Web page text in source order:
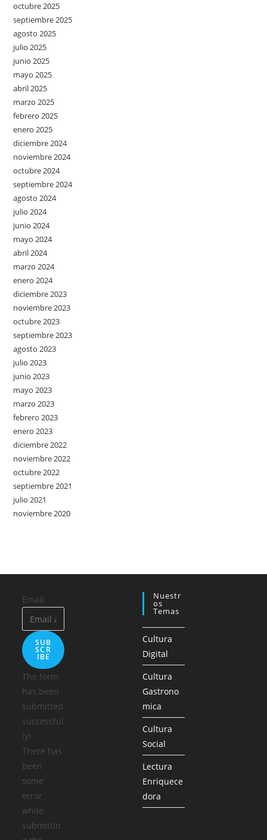
octubre 2025
septiembre 2025
agosto 2025
julio 2025
junio 2025
mayo 2025
abril 2025
marzo 2025
febrero 2025
enero 2025
diciembre 2024
noviembre 2024
octubre 2024
septiembre 2024
agosto 2024
julio 2024
junio 2024
mayo 2024
abril 2024
marzo 2024
enero 2024
diciembre 2023
noviembre 2023
octubre 2023
septiembre 2023
agosto 2023
julio 2023
junio 2023
mayo 2023
marzo 2023
febrero 2023
enero 2023
diciembre 2022
noviembre 2022
octubre 2022
septiembre 2021
julio 2021
noviembre 2020
Email
SUB
SCR
IBE
The form
has been
submitted
successful
ly!
There has
been
some
error
while
submittin
Nuestr
Os
Temas
Cultura
Digital
Cultura
Gastrono
mica
Cultura
Social
Lectura
Enriquece
dora